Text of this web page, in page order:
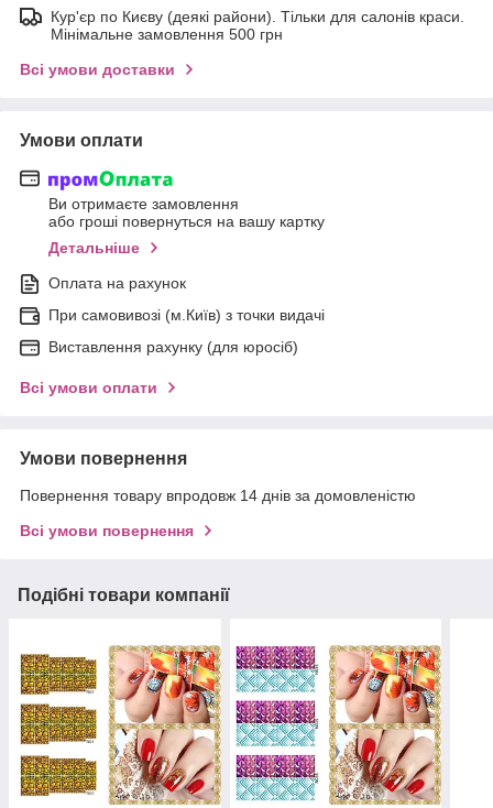
Кур'єр по Києву (деякі райони). Тільки для салонів краси.
Мінімальне замовлення 500 грн
Всі умови доставки
Умови оплати
Ви отримаєте замовлення
або гроші повернуться на вашу картку
Детальніше
Оплата на рахунок
При самовивозі (м.Київ) з точки видачі
Виставлення рахунку (для юросіб)
Всі умови оплати
Умови повернення
Повернення товару впродовж 14 днів за домовленістю
Всі умови повернення
Подібні товари компанії